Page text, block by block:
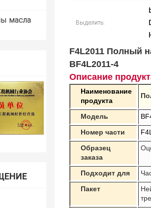
масла
Выделить:
F4L2011 Полный
BF4L2011-4
Описание
Наименование
продукта
Модель
Номер части
Образец
заказа
Подходит для
Пакет